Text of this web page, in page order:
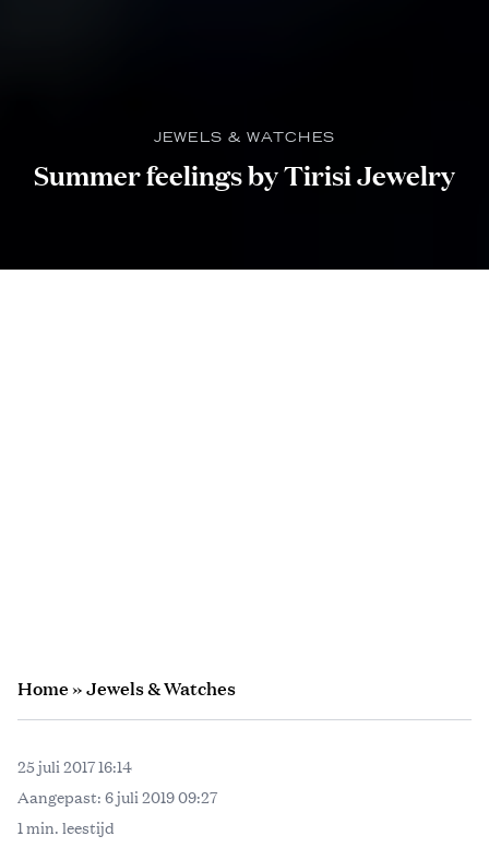
JEWELS & WATCHES
Summer feelings by Tirisi Jewelry
Home»Jewels & Watches
25 juli 2017 16:14
Aangepast: 6 juli 2019 09:27
1 min. leestijd